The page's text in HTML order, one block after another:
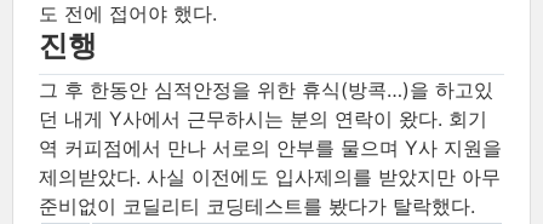
도 전에 접어야 했다.
진행
그 후 한동안 심적안정을 위한 휴식(방콕…​)을 하고있
던 내게 Y사에서 근무하시는 분의 연락이 왔다. 회기
역 커피점에서 만나 서로의 안부를 물으며 Y사 지원을
제의받았다. 사실 이전에도 입사제의를 받았지만 아무
준비없이 코딜리티 코딩테스트를 봤다가 탈락했다.